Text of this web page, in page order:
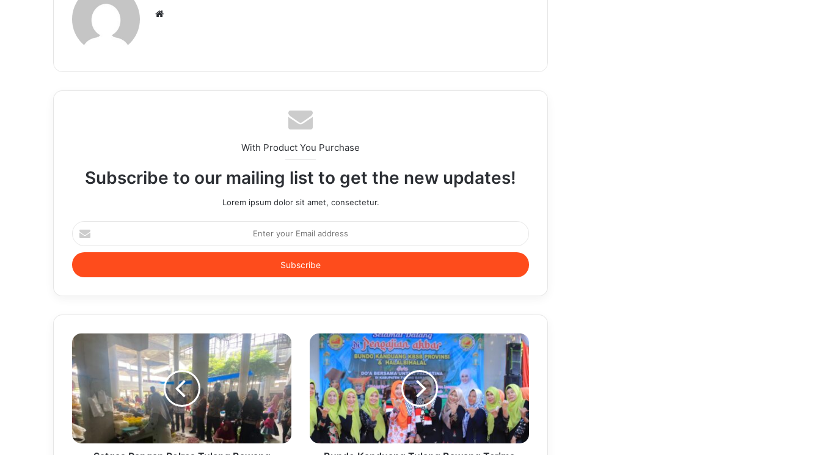
With Product You Purchase
Subscribe to our mailing list to get the new updates!
Lorem ipsum dolor sit amet, consectetur.
Enter
your
Email
address